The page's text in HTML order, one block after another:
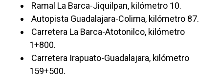
Ramal La Barca-Jiquilpan, kilómetro 10.
Autopista Guadalajara-Colima, kilómetro 87.
Carretera La Barca-Atotonilco, kilómetro
1+800.
Carretera Irapuato-Guadalajara, kilómetro
159+500.